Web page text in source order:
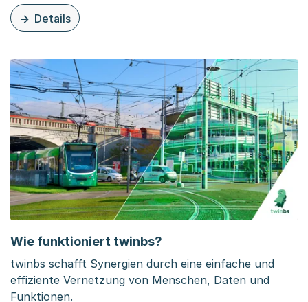
Details
zu dieser Seite: Was macht twinbs?
Wie funktioniert twinbs?
twinbs schafft Synergien durch eine einfache und
effiziente Vernetzung von Menschen, Daten und
Funktionen.